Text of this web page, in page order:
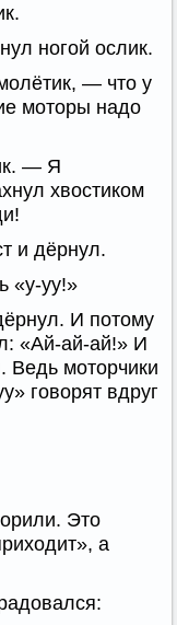
ногой ослик.
— что у
моторы надо
— Я
хвостиком
и дёрнул.
«у-уу!»
И потому
«Ай-ай-ай!» И
Ведь моторчики
говорят вдруг
Это
а